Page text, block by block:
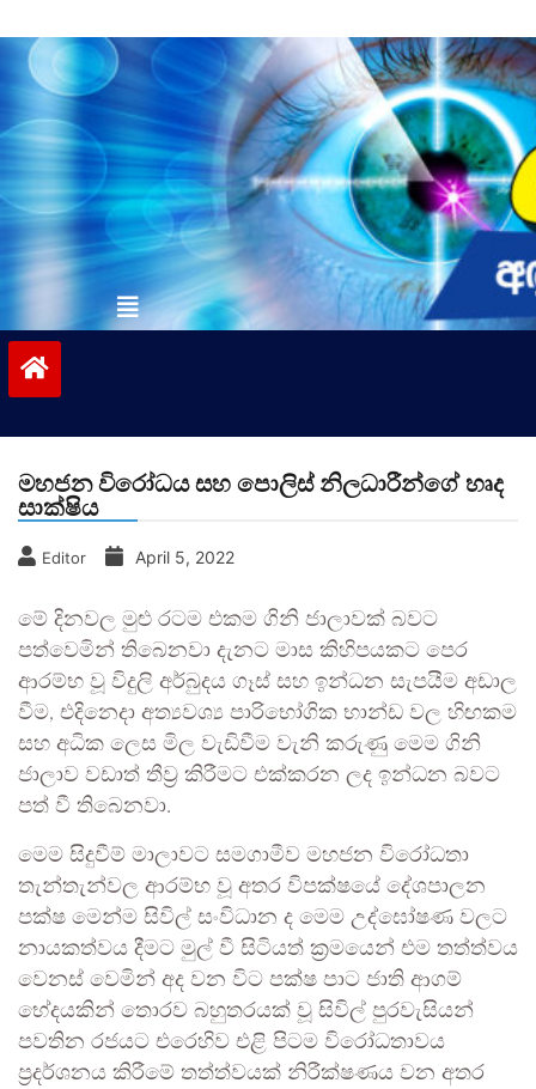
to
contentvinivida.lk
මහජන විරෝධය සහ පොලිස් නිලධාරීන්ගේ හෘද
සාක්ෂිය
Editor April 5, 2022
මේ දිනවල මුළු රටම එකම ගිනි ජාලාවක් බවට
පත්වෙමින් තිබෙනවා දැනට මාස කිහිපයකට පෙර
ආරම්භ වූ විදුලි අර්බුදය ගෑස් සහ ඉන්ධන සැපයීම අඩාල
වීම, එදිනෙදා අත්‍යවශ්‍ය පාරිභෝගික භාන්ඩ වල හිඟකම
සහ අධික ලෙස මිල වැඩිවීම වැනි කරුණු මෙම ගිනි
ජාලාව වඩාත් තීව්‍ර කිරීමට එක්කරන ලද ඉන්ධන බවට
පත් වී තිබෙනවා.
මෙම සිදුවීම් මාලාවට සමගාමීව මහජන විරෝධතා
තැන්තැන්වල ආරම්භ වූ අතර විපක්ෂයේ දේශපාලන
පක්ෂ මෙන්ම සිවිල් සංවිධාන ද මෙම උද්ඝෝෂණ වලට
නායකත්වය දීමට මුල් වී සිටියත් ක්‍රමයෙන් එම තත්ත්වය
වෙනස් වෙමින් අද වන විට පක්ෂ පාට ජාති ආගම්
භේදයකින් තොරව බහුතරයක් වූ සිවිල් පුරවැසියන්
පවතින රජයට එරෙහිව එළි පිටම විරෝධතාවය
ප්‍රදර්ශනය කිරීමේ තත්ත්වයක් නිරීක්ෂණය වන අතර